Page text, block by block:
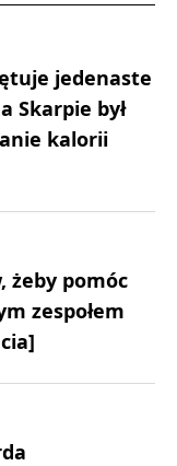
jedenaste
Skarpie był
kalorii
żeby pomóc
zespołem